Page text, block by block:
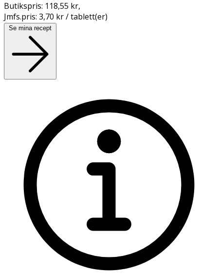
Butikspris: 118,55 kr,
Jmfs.pris: 3,70 kr / tablett(er)
Se mina recept